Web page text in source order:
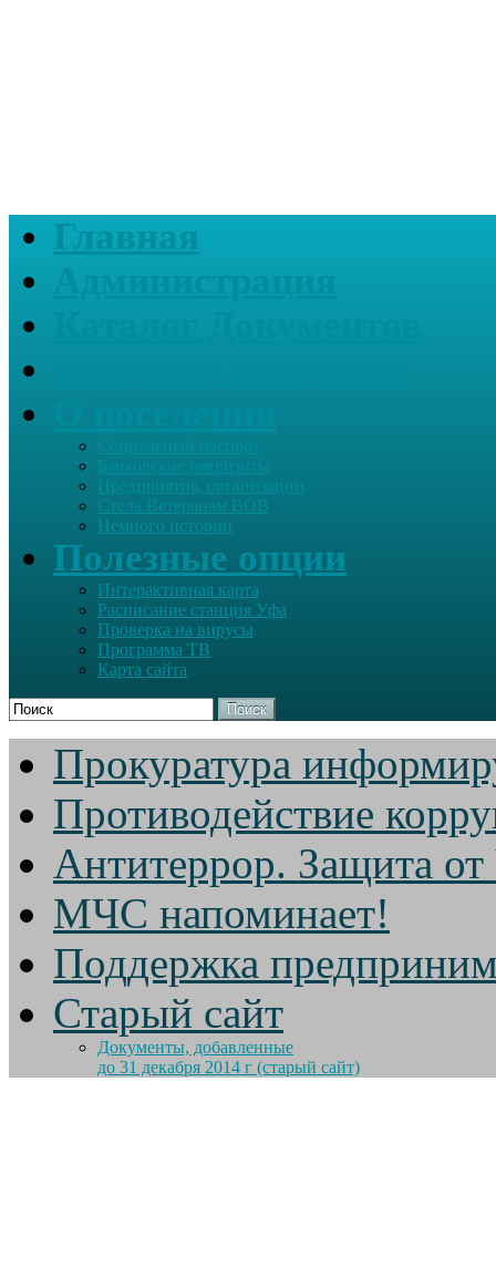
Главная
Банковские реквизиты
Предприятия, организации
Стела Ветеранам ВОВ
Немного истории
Полезные опции
Интерактивная карта
Расписание станция Уфа
Проверка на вирусы
Программа ТВ
Карта сайта
Поиск
Прокуратура
Противодействие
Антитеррор. Защита
МЧС напоминает!
Поддержка
Старый сайт
Документы, добавленные
до 31 декабря 2014 г (старый сайт)